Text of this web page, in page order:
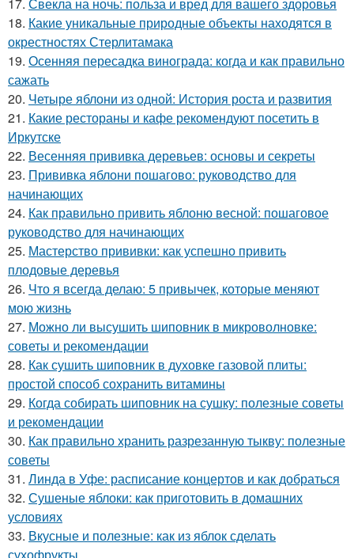
18. Какие уникальные природные объекты находятся в
окрестностях Стерлитамака
19. Осенняя пересадка винограда: когда и как правильно
сажать
20. Четыре яблони из одной: История роста и развития
21. Какие рестораны и кафе рекомендуют посетить в
Иркутске
22. Весенняя прививка деревьев: основы и секреты
23. Прививка яблони пошагово: руководство для
начинающих
24. Как правильно привить яблоню весной: пошаговое
руководство для начинающих
25. Мастерство прививки: как успешно привить
плодовые деревья
26. Что я всегда делаю: 5 привычек, которые меняют
мою жизнь
27. Можно ли высушить шиповник в микроволновке:
советы и рекомендации
28. Как сушить шиповник в духовке газовой плиты:
простой способ сохранить витамины
29. Когда собирать шиповник на сушку: полезные советы
и рекомендации
30. Как правильно хранить разрезанную тыкву: полезные
советы
31. Линда в Уфе: расписание концертов и как добраться
32. Сушеные яблоки: как приготовить в домашних
условиях
33. Вкусные и полезные: как из яблок сделать
сухофрукты